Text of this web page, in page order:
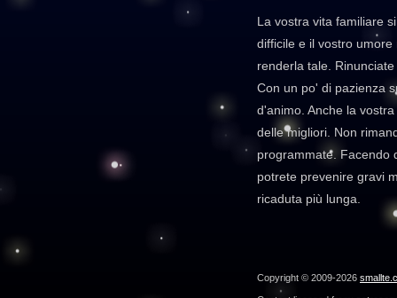
La vostra vita familiare
difficile e il vostro
renderla tale.
Con un po' di pazienza
d'animo. Anche la
delle migliori. Non
programmate. Facendo
potrete prevenire gravi
ricaduta più lunga.
Copyright © 2009-2026